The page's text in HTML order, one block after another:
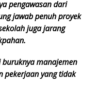
pengawasan dari
jawab penuh proyek
juga jarang
buruknya manajemen
pekerjaan yang tidak